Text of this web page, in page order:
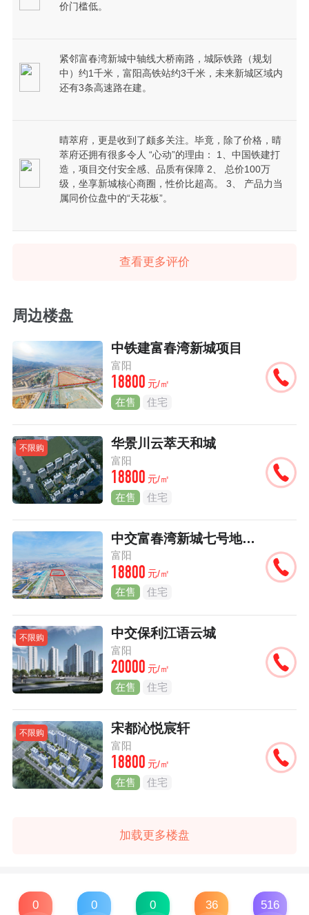
价门槛低。
紧邻富春湾新城中轴线大桥南路，城际铁路（规划
中）约1千米，富阳高铁站约3千米，未来新城区域内
还有3条高速路在建。
晴萃府，更是收到了颇多关注。毕竟，除了价格，晴
萃府还拥有很多令人 “心动”的理由： 1、中国铁建打
造，项目交付安全感、品质有保障 2、 总价100万
级，坐享新城核心商圈，性价比超高。 3、 产品力当
属同价位盘中的“天花板”。
查看更多评价
周边楼盘
中铁建富春湾新城项目
富阳
18800 元/㎡
在售 住宅
不限购 华景川云萃天和城
富阳
18800 元/㎡
在售 住宅
中交富春湾新城七号地块项目
富阳
18800 元/㎡
在售 住宅
不限购 中交保利江语云城
富阳
20000 元/㎡
在售 住宅
不限购 宋都沁悦宸轩
富阳
18800 元/㎡
在售 住宅
加载更多楼盘
0 0 0 36 516